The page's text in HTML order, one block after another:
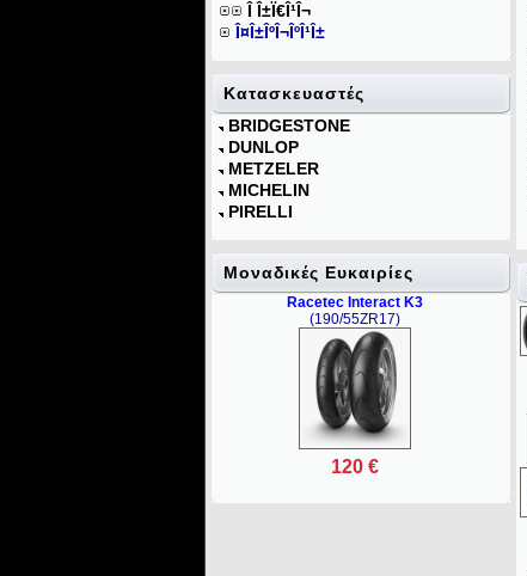
Î Î±Ï€Î¹Î¬
Î¤Î±ÎºÎ¬ÎºÎ¹Î±
Κατασκευαστές
BRIDGESTONE
DUNLOP
METZELER
MICHELIN
PIRELLI
Mοναδικές Ευκαιρίες
Racetec Interact K3
(190/55ZR17)
120 €